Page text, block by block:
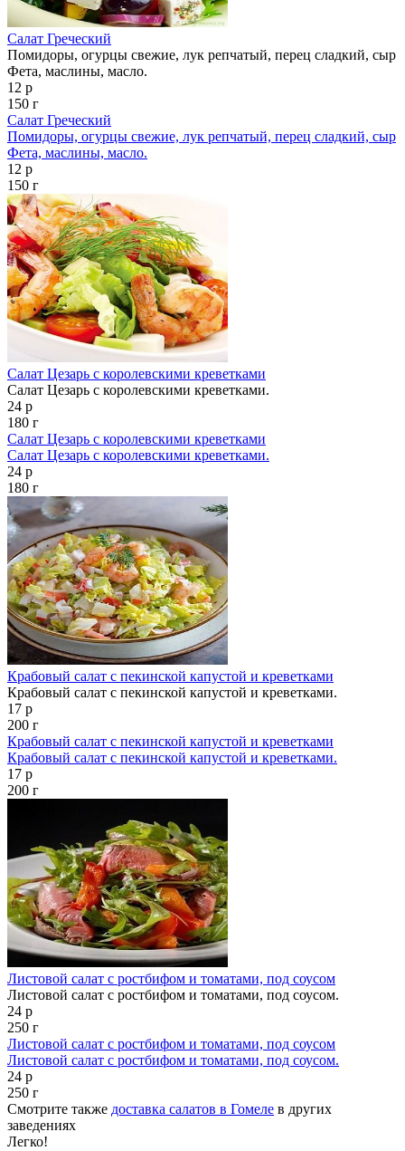
Салат Греческий
Помидоры, огурцы свежие, лук репчатый, перец сладкий, сыр
Фета, маслины, масло.
12 р
150 г
Салат Греческий
Помидоры, огурцы свежие, лук репчатый, перец сладкий, сыр
Фета, маслины, масло.
12 р
150 г
Салат Цезарь с королевскими креветками
Салат Цезарь с королевскими креветками.
24 р
180 г
Салат Цезарь с королевскими креветками
Салат Цезарь с королевскими креветками.
24 р
180 г
Крабовый салат с пекинской капустой и креветками
Крабовый салат с пекинской капустой и креветками.
17 р
200 г
Крабовый салат с пекинской капустой и креветками
Крабовый салат с пекинской капустой и креветками.
17 р
200 г
Листовой салат с ростбифом и томатами, под соусом
Листовой салат с ростбифом и томатами, под соусом.
24 р
250 г
Листовой салат с ростбифом и томатами, под соусом
Листовой салат с ростбифом и томатами, под соусом.
24 р
250 г
Смотрите также доставка салатов в Гомеле в других
заведениях
Легко!